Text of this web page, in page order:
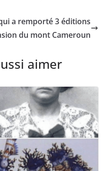
a remporté 3 éditions
du mont Cameroun
aimer